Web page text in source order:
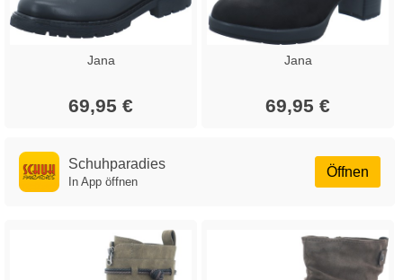
Jana
69,95 €
Jana
69,95 €
Öffnen
Schuhparadies
In App öffnen